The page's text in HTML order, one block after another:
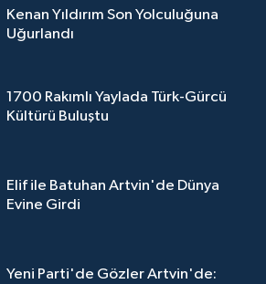
Kenan Yıldırım Son Yolculuğuna
Uğurlandı
1700 Rakımlı Yaylada Türk-Gürcü
Kültürü Buluştu
Elif ile Batuhan Artvin'de Dünya
Evine Girdi
Yeni Parti'de Gözler Artvin'de: